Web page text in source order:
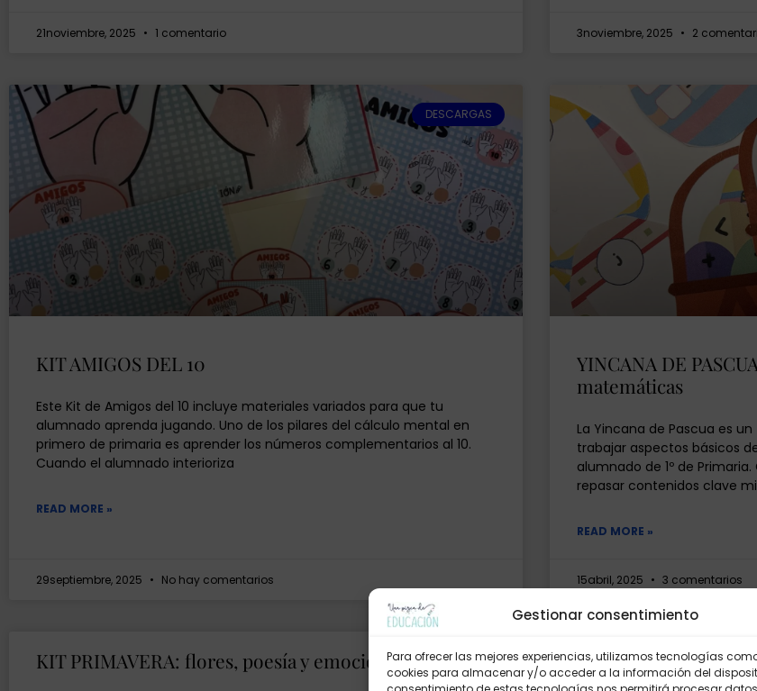
Gestionar consentimiento
Para ofrecer las mejores experiencias, utilizamos tecnologías
cookies para almacenar y/o acceder a la información del
21noviembre, 2025 1 comentario 3noviembre, 2025 2
DESCARGAS
KIT AMIGOS DEL 10
Este Kit de Amigos del 10 incluye materiales variados para que tu
alumnado aprenda jugando. Uno de los pilares del cálculo mental en
primero de primaria es aprender los números complementarios al 10.
Cuando el alumnado interioriza
READ MORE »
29septiembre, 2025 No hay comentarios
YINCANA DE
matemáticas
La Yincana de Pascua es
trabajar aspectos básicos
alumnado de 1º de
repasar contenidos clave
READ MORE »
15abril, 2025 3 comentarios
KIT PRIMAVERA: flores, poesía y emociones.